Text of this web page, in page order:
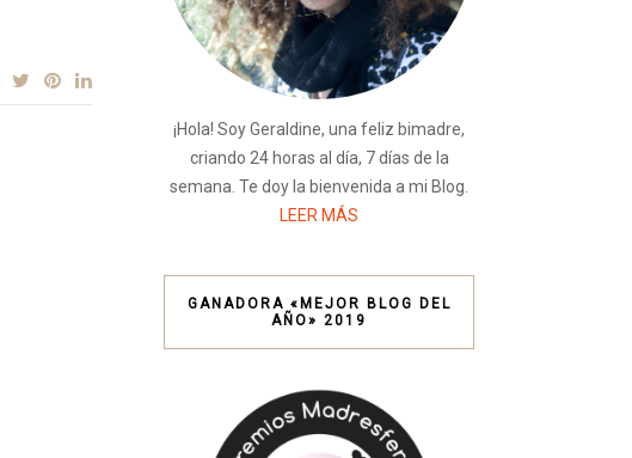
¡Hola! Soy Geraldine, una feliz bimadre,
criando 24 horas al día, 7 días de la
semana. Te doy la bienvenida a mi Blog.
LEER MÁS
GANADORA «MEJOR BLOG DEL
AÑO» 2019